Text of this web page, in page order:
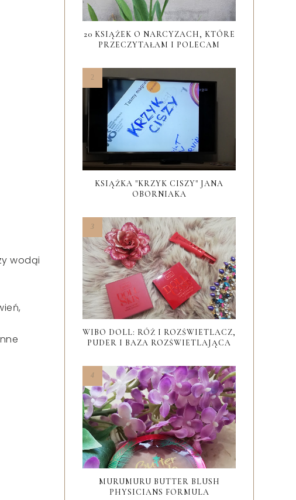
wodąi
20 KSIĄŻEK O NARCYZACH, KTÓRE
PRZECZYTAŁAM I POLECAM
KSIĄŻKA "KRZYK CISZY" JANA
OBORNIAKA
WIBO DOLL: RÓŻ I ROZŚWIETLACZ,
PUDER I BAZA ROZŚWIETLAJĄCA
MURUMURU BUTTER BLUSH
PHYSICIANS FORMULA